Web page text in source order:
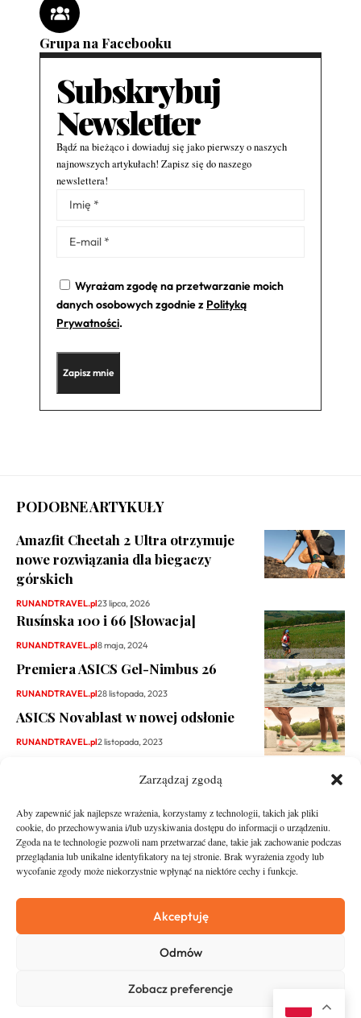
Zarządzaj zgodą
Aby zapewnić jak najlepsze wrażenia, korzystamy z technologii, takich jak pliki
cookie, do przechowywania i/lub uzyskiwania dostępu do informacji o urządzeniu.
Zgoda na te technologie pozwoli nam przetwarzać dane, takie jak zachowanie podczas
przeglądania lub unikalne identyfikatory na tej stronie. Brak wyrażenia zgody lub
wycofanie zgody może niekorzystnie wpłynąć na niektóre cechy i funkcje.
Akceptuję
Odmów
Zobacz preferencje
Grupa na Facebooku
Subskrybuj
Newsletter
Bądź na bieżąco i dowiaduj się jako pierwszy o naszych
najnowszych artykułach! Zapisz się do naszego
newslettera!
Wyrażam zgodę na przetwarzanie moich
danych osobowych zgodnie z Polityką
Prywatności.
Alternative:
PODOBNE ARTYKUŁY
Amazfit Cheetah 2 Ultra otrzymuje
nowe rozwiązania dla biegaczy
górskich
RUNANDTRAVEL.pl23 lipca, 2026
Rusínska 100 i 66 [Słowacja]
RUNANDTRAVEL.pl8 maja, 2024
Premiera ASICS Gel-Nimbus 26
RUNANDTRAVEL.pl28 listopada, 2023
ASICS Novablast w nowej odsłonie
RUNANDTRAVEL.pl2 listopada, 2023
Asfalt
O nas
Zostań Patronem
Kontakt